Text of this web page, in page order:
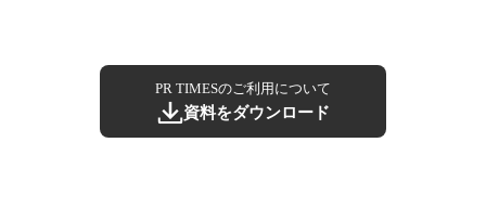
PR TIMESのご利用について
資料をダウンロード